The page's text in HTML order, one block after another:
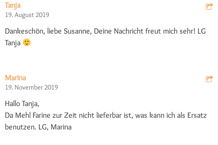
Tanja
19. August 2019
Dankeschön, liebe Susanne, Deine Nachricht freut mich sehr! LG
Tanja
Marina
19. November 2019
Hallo Tanja,
Da Mehl Farine zur Zeit nicht lieferbar ist, was kann ich als Ersatz
benutzen. LG, Marina